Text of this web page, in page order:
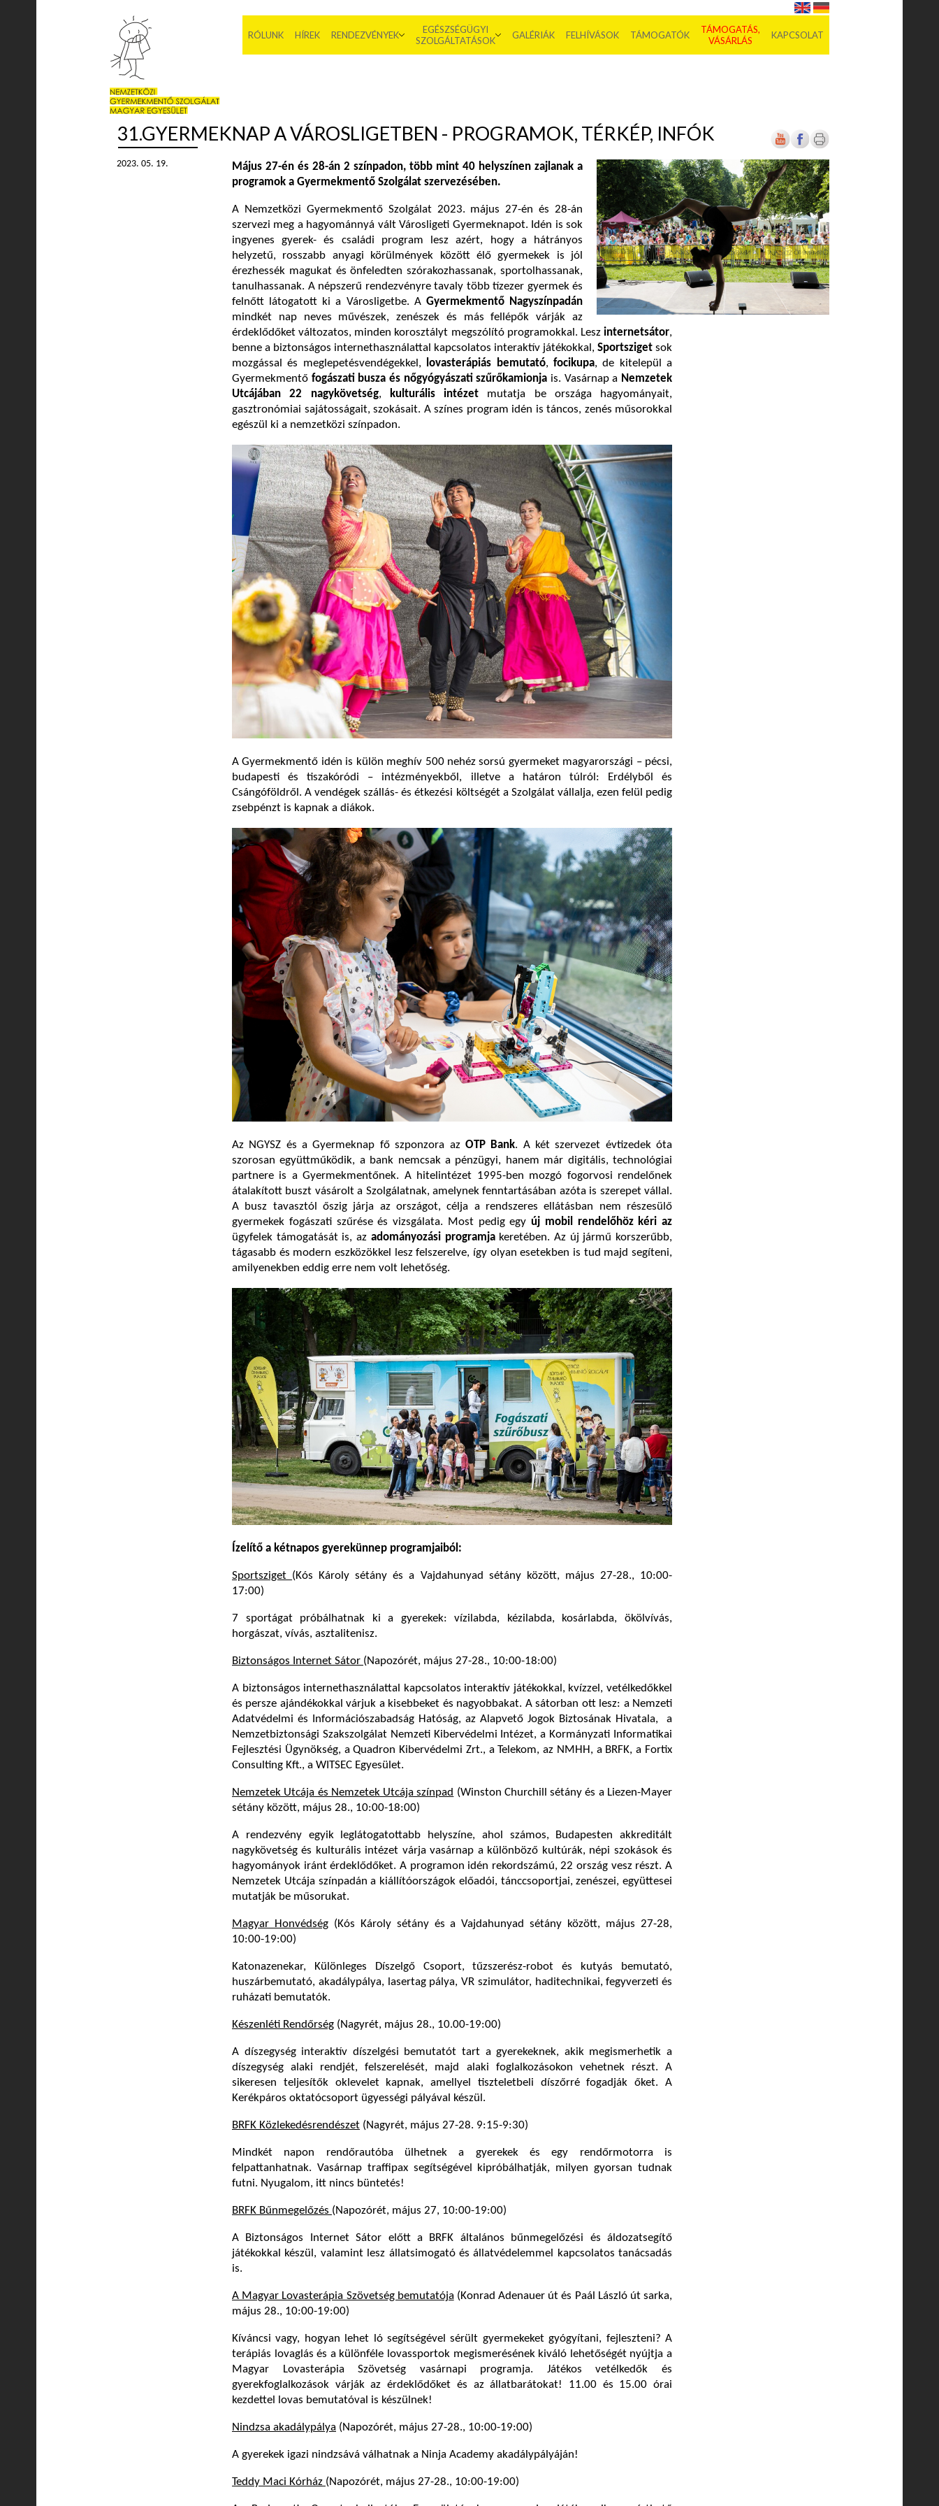
RÓLUNK HÍREK RENDEZVÉNYEK
EGÉSZSÉGÜGYI
SZOLGÁLTATÁSOK
GALÉRIÁK FELHÍVÁSOK TÁMOGATÓK
TÁMOGATÁS,
VÁSÁRLÁS
KAPCSOLAT
31.GYERMEKNAP A VÁROSLIGETBEN - PROGRAMOK, TÉRKÉP, INFÓK
2023. 05. 19.
Május 27-én és 28-án 2 színpadon, több mint 40 helyszínen zajlanak a
programok a Gyermekmentő Szolgálat szervezésében.
A Nemzetközi Gyermekmentő Szolgálat 2023. május 27-én és 28-án
szervezi meg a hagyománnyá vált Városligeti Gyermeknapot. Idén is sok
ingyenes gyerek- és családi program lesz azért, hogy a hátrányos
helyzetű, rosszabb anyagi körülmények között élő gyermekek is jól
érezhessék magukat és önfeledten szórakozhassanak, sportolhassanak,
tanulhassanak. A népszerű rendezvényre tavaly több tízezer gyermek és
felnőtt látogatott ki a Városligetbe. A Gyermekmentő Nagyszínpadán
mindkét nap neves művészek, zenészek és más fellépők várják az
érdeklődőket változatos, minden korosztályt megszólító programokkal. Lesz internetsátor,
benne a biztonságos internethasználattal kapcsolatos interaktív játékokkal, Sportsziget sok
mozgással és meglepetésvendégekkel,
lovasterápiás bemutató, focikupa, de kitelepül a
Gyermekmentő fogászati busza és nőgyógyászati szűrőkamionja is. Vasárnap a Nemzetek
Utcájában 22
nagykövetség, kulturális intézet mutatja be országa hagyományait,
gasztronómiai sajátosságait, szokásait. A színes program idén is táncos, zenés műsorokkal
egészül ki a nemzetközi színpadon.
A Gyermekmentő idén is külön meghív 500 nehéz sorsú gyermeket magyarországi – pécsi,
budapesti és tiszakóródi – intézményekből, illetve a határon túlról: Erdélyből és
Csángóföldről. A vendégek szállás- és étkezési költségét a Szolgálat vállalja, ezen felül pedig
zsebpénzt is kapnak a diákok.
Az NGYSZ és a Gyermeknap fő szponzora az OTP Bank. A két szervezet évtizedek óta
szorosan együttműködik, a bank nemcsak a pénzügyi, hanem már digitális, technológiai
partnere is a Gyermekmentőnek. A hitelintézet 1995-ben mozgó fogorvosi rendelőnek
átalakított buszt vásárolt a Szolgálatnak, amelynek fenntartásában azóta is szerepet vállal.
A busz tavasztól őszig járja az országot, célja a rendszeres ellátásban nem részesülő
gyermekek fogászati szűrése és vizsgálata. Most pedig egy új mobil rendelőhöz kéri az
ügyfelek támogatását is, az adományozási programjakeretében. Az új jármű korszerűbb,
tágasabb és modern eszközökkel lesz felszerelve, így olyan esetekben is tud majd segíteni,
amilyenekben eddig erre nem volt lehetőség.
Ízelítő a kétnapos gyerekünnep programjaiból:
Sportsziget (Kós Károly sétány és a Vajdahunyad sétány között, május 27-28., 10:00-
17:00)
7 sportágat próbálhatnak ki a gyerekek: vízilabda, kézilabda, kosárlabda, ökölvívás,
horgászat, vívás, asztalitenisz.
Biztonságos Internet Sátor (Napozórét, május 27-28., 10:00-18:00)
A biztonságos internethasználattal kapcsolatos interaktív játékokkal, kvízzel, vetélkedőkkel
és persze ajándékokkal várjuk a kisebbeket és nagyobbakat. A sátorban ott lesz: a Nemzeti
Adatvédelmi és Információszabadság Hatóság, az Alapvető Jogok Biztosának Hivatala, a
Nemzetbiztonsági Szakszolgálat Nemzeti Kibervédelmi Intézet, a Kormányzati Informatikai
Fejlesztési Ügynökség, a Quadron Kibervédelmi Zrt., a Telekom, az NMHH, a BRFK, a Fortix
Consulting Kft., a WITSEC Egyesület.
Nemzetek Utcája és Nemzetek Utcája színpad (Winston Churchill sétány és a Liezen-Mayer
sétány között, május 28., 10:00-18:00)
A rendezvény egyik leglátogatottabb helyszíne, ahol számos, Budapesten akkreditált
nagykövetség és kulturális intézet várja vasárnap a különböző kultúrák, népi szokások és
hagyományok iránt érdeklődőket. A programon idén rekordszámú, 22 ország vesz részt. A
Nemzetek Utcája színpadán a kiállítóországok előadói, tánccsoportjai, zenészei, együttesei
mutatják be műsorukat.
Magyar Honvédség(Kós Károly sétány és a Vajdahunyad sétány között, május 27-28,
10:00-19:00)
Katonazenekar, Különleges Díszelgő Csoport, tűzszerész-robot és kutyás bemutató,
huszárbemutató, akadálypálya, lasertag pálya, VR szimulátor, haditechnikai, fegyverzeti és
ruházati bemutatók.
Készenléti Rendőrség (Nagyrét, május 28., 10.00-19:00)
A díszegység interaktív díszelgési bemutatót tart a gyerekeknek, akik megismerhetik a
díszegység alaki rendjét, felszerelését, majd alaki foglalkozásokon vehetnek részt. A
sikeresen teljesítők oklevelet kapnak, amellyel tiszteletbeli díszőrré fogadják őket. A
Kerékpáros oktatócsoport ügyességi pályával készül.
BRFK Közlekedésrendészet (Nagyrét, május 27-28. 9:15-9:30)
Mindkét napon rendőrautóba ülhetnek a gyerekek és egy rendőrmotorra is
felpattanhatnak. Vasárnap traffipax segítségével kipróbálhatják, milyen gyorsan tudnak
futni. Nyugalom, itt nincs büntetés!
BRFK Bűnmegelőzés (Napozórét, május 27, 10:00-19:00)
A Biztonságos Internet Sátor előtt a BRFK általános bűnmegelőzési és áldozatsegítő
játékokkal készül, valamint lesz állatsimogató és állatvédelemmel kapcsolatos tanácsadás
is.
A Magyar Lovasterápia Szövetség bemutatója(Konrad Adenauer út és Paál László út sarka,
május 28., 10:00-19:00)
Kíváncsi vagy, hogyan lehet ló segítségével sérült gyermekeket gyógyítani, fejleszteni? A
terápiás lovaglás és a különféle lovassportok megismerésének kiváló lehetőségét nyújtja a
Magyar Lovasterápia Szövetség vasárnapi programja. Játékos vetélkedők és
gyerekfoglalkozások várják az érdeklődőket és az állatbarátokat! 11.00 és 15.00 órai
kezdettel lovas bemutatóval is készülnek!
Nindzsa akadálypálya (Napozórét, május 27-28., 10:00-19:00)
A gyerekek igazi nindzsává válhatnak a Ninja Academy akadálypályáján!
Teddy Maci Kórház (Napozórét, május 27-28., 10:00-19:00)